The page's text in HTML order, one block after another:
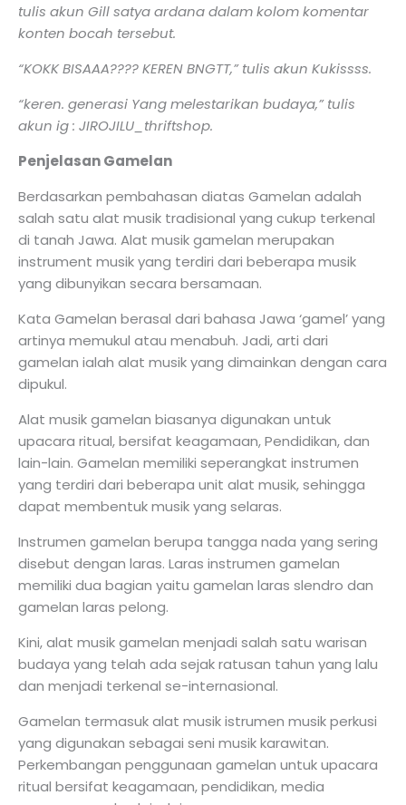
tulis akun Gill satya ardana dalam kolom komentar
konten bocah tersebut.
“KOKK BISAAA???? KEREN BNGTT,” tulis akun Kukissss.
“keren. generasi Yang melestarikan budaya,” tulis
akun ig : JIROJILU_thriftshop.
Penjelasan Gamelan
Berdasarkan pembahasan diatas Gamelan adalah
salah satu alat musik tradisional yang cukup terkenal
di tanah Jawa. Alat musik gamelan merupakan
instrument musik yang terdiri dari beberapa musik
yang dibunyikan secara bersamaan.
Kata Gamelan berasal dari bahasa Jawa ‘gamel’ yang
artinya memukul atau menabuh. Jadi, arti dari
gamelan ialah alat musik yang dimainkan dengan cara
dipukul.
Alat musik gamelan biasanya digunakan untuk
upacara ritual, bersifat keagamaan, Pendidikan, dan
lain-lain. Gamelan memiliki seperangkat instrumen
yang terdiri dari beberapa unit alat musik, sehingga
dapat membentuk musik yang selaras.
Instrumen gamelan berupa tangga nada yang sering
disebut dengan laras. Laras instrumen gamelan
memiliki dua bagian yaitu gamelan laras slendro dan
gamelan laras pelong.
Kini, alat musik gamelan menjadi salah satu warisan
budaya yang telah ada sejak ratusan tahun yang lalu
dan menjadi terkenal se-internasional.
Gamelan termasuk alat musik istrumen musik perkusi
yang digunakan sebagai seni musik karawitan.
Perkembangan penggunaan gamelan untuk upacara
ritual bersifat keagamaan, pendidikan, media